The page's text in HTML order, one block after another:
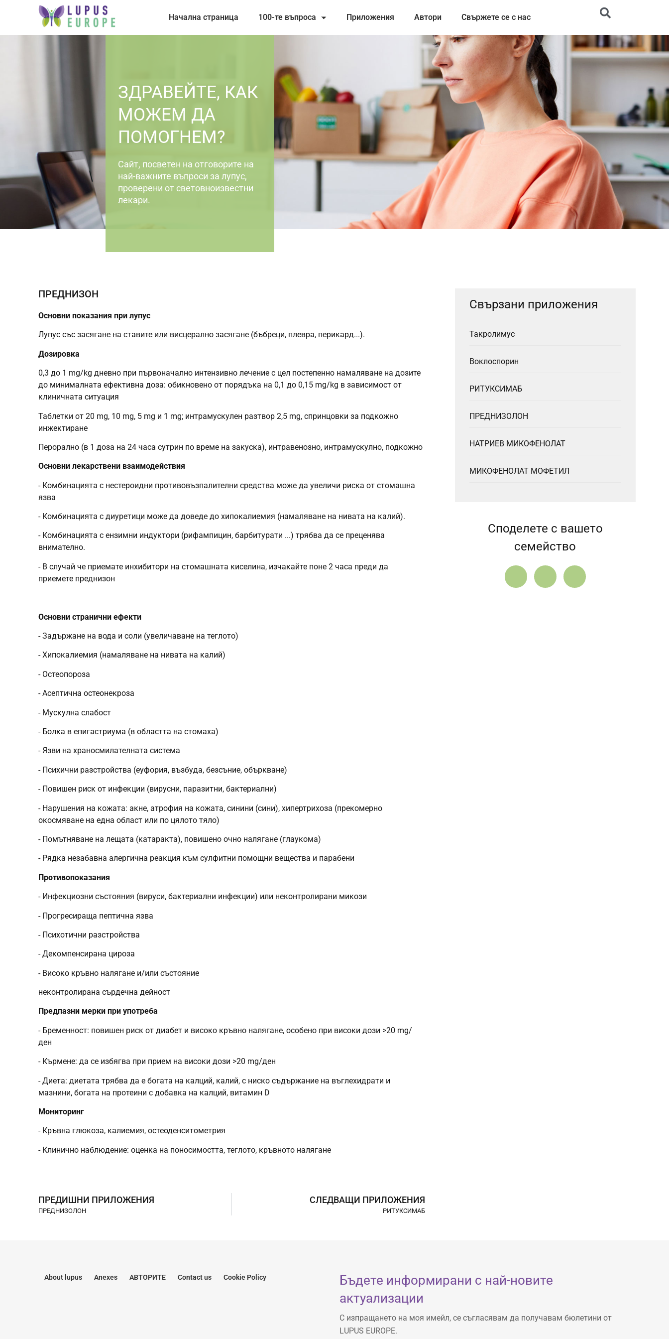
Начална страница 100-те въпроса Приложения Автори Свържете се с нас
ЗДРАВЕЙТЕ, КАК
МОЖЕМ ДА
ПОМОГНЕМ?
Сайт, посветен на отговорите на
най-важните въпроси за лупус,
проверени от световноизвестни
лекари.
ПРЕДНИЗОН
Основни показания при лупус
Лупус със засягане на ставите или висцерално засягане (бъбреци, плевра, перикард...).
Дозировка
0,3 до 1 mg/kg дневно при първоначално интензивно лечение с цел постепенно намаляване на дозите
до минималната ефективна доза: обикновено от порядъка на 0,1 до 0,15 mg/kg в зависимост от
клиничната ситуация
Таблетки от 20 mg, 10 mg, 5 mg и 1 mg; интрамускулен разтвор 2,5 mg, спринцовки за подкожно
инжектиране
Перорално (в 1 доза на 24 часа сутрин по време на закуска), интравенозно, интрамускулно, подкожно
Основни лекарствени взаимодействия
- Комбинацията с нестероидни противовъзпалителни средства може да увеличи риска от стомашна
язва
- Комбинацията с диуретици може да доведе до хипокалиемия (намаляване на нивата на калий).
- Комбинацията с ензимни индуктори (рифампицин, барбитурати ...) трябва да се преценява
внимателно.
- В случай че приемате инхибитори на стомашната киселина, изчакайте поне 2 часа преди да
приемете преднизон
Основни странични ефекти
- Задържане на вода и соли (увеличаване на теглото)
- Хипокалиемия (намаляване на нивата на калий)
- Остеопороза
- Асептична остеонекроза
- Мускулна слабост
- Болка в епигастриума (в областта на стомаха)
- Язви на храносмилателната система
- Психични разстройства (еуфория, възбуда, безсъние, объркване)
- Повишен риск от инфекции (вирусни, паразитни, бактериални)
- Нарушения на кожата: акне, атрофия на кожата, синини (сини), хипертрихоза (прекомерно
окосмяване на една област или по цялото тяло)
- Помътняване на лещата (катаракта), повишено очно налягане (глаукома)
- Рядка незабавна алергична реакция към сулфитни помощни вещества и парабени
Противопоказания
- Инфекциозни състояния (вируси, бактериални инфекции) или неконтролирани микози
- Прогресираща пептична язва
- Психотични разстройства
- Декомпенсирана цироза
- Високо кръвно налягане и/или състояние
неконтролирана сърдечна дейност
Предпазни мерки при употреба
- Бременност: повишен риск от диабет и високо кръвно налягане, особено при високи дози >20 mg/
ден
- Кърмене: да се избягва при прием на високи дози >20 mg/ден
- Диета: диетата трябва да е богата на калций, калий, с ниско съдържание на въглехидрати и
мазнини, богата на протеини с добавка на калций, витамин D
Мониторинг
- Кръвна глюкоза, калиемия, остеоденситометрия
- Клинично наблюдение: оценка на поносимостта, теглото, кръвното налягане
ПРЕДИШНИ ПРИЛОЖЕНИЯ
ПРЕДНИЗОЛОН
СЛЕДВАЩИ ПРИЛОЖЕНИЯ
РИТУКСИМАБ
Свързани приложения
Такролимус
Воклоспорин
РИТУКСИМАБ
ПРЕДНИЗОЛОН
НАТРИЕВ МИКОФЕНОЛАТ
МИКОФЕНОЛАТ МОФЕТИЛ
Споделете с вашето
семейство
About lupus Anexes АВТОРИТЕ Contact us Cookie Policy
Бъдете информирани с най-новите
актуализации
С изпращането на моя имейл, се съгласявам да получавам бюлетини от
LUPUS EUROPE.